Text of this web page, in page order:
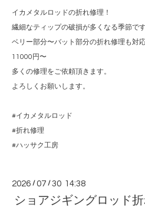
イカメタルロッドの折れ修理！
繊細なティップの破損が多くなる季節です
ベリー部分〜バット部分の折れ修理も対
11000円〜
多くの修理をご依頼頂きます。
よろしくお願いします。
#イカメタルロッド
#折れ修理
#ハッサク工房
2026 /07 /30 14:38
ショアジギングロッド